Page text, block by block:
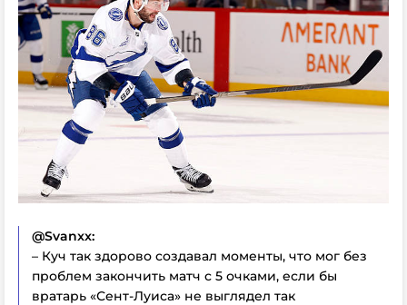
@Svanxx:
– Куч так здорово создавал моменты, что мог без
проблем закончить матч с 5 очками, если бы
вратарь «Сент-Луиса» не выглядел так